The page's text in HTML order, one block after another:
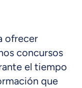
ofrecer
concursos
el tiempo
que